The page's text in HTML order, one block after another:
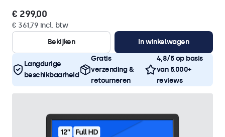
€ 299,00
€ 361,79 incl. btw
Bekijken
In winkelwagen
Langdurige
beschikbaarheid
Gratis
verzending &
retourneren
4,8/5 op basis
van 5.000+
reviews